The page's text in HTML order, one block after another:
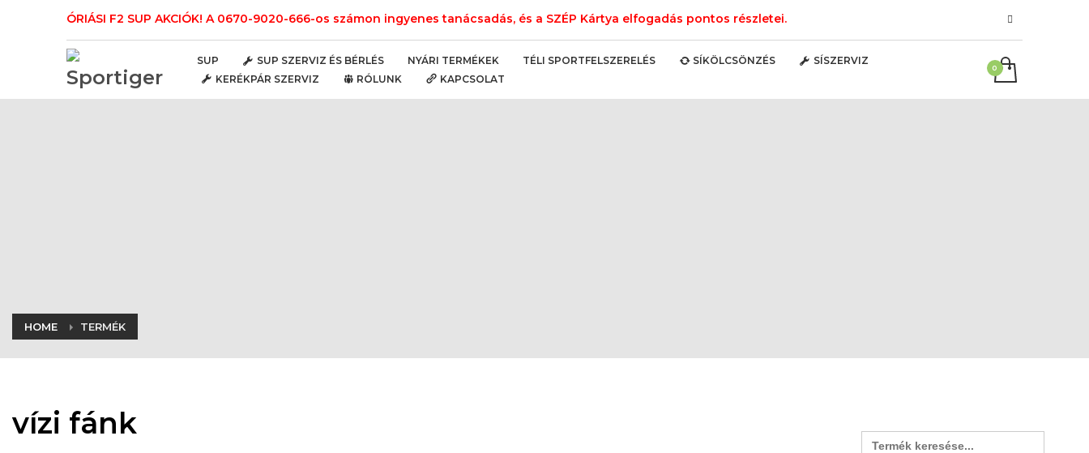
ÓRIÁSI F2 SUP AKCIÓK! A 0670-9020-666-os számon ingyenes tanácsadás, és a SZÉP Kártya elfogadás pontos részletei.
SUP SUP SZERVIZ ÉS BÉRLÉS NYÁRI TERMÉKEK TÉLI SPORTFELSZERELÉS SÍKÖLCSÖNZÉS
SÍSZERVIZ
KERÉKPÁR SZERVIZ
RÓLUNK KAPCSOLAT
HOME TERMÉK
vízi fánk
Search
for: